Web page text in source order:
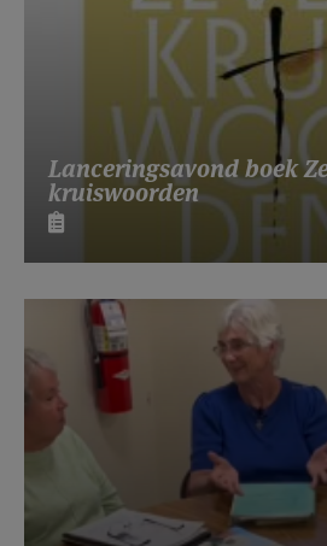
Lanceringsavond boek
kruiswoorden